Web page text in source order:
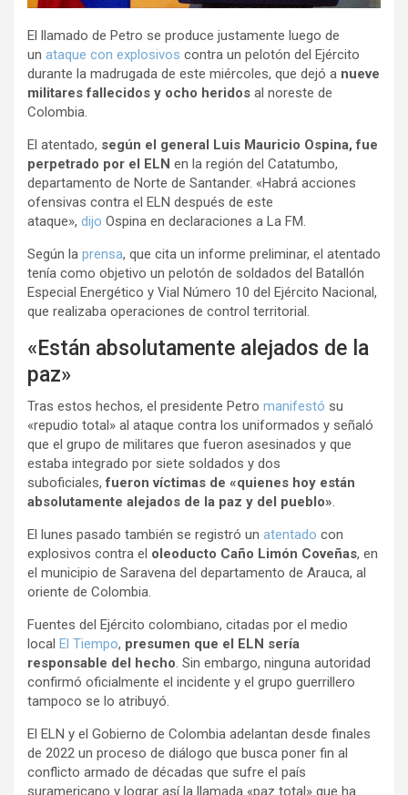
El llamado de Petro se produce justamente luego de
un ataque con explosivos contra un pelotón del Ejército
durante la madrugada de este miércoles, que dejó a nueve
militares fallecidos y ocho heridos al noreste de
Colombia.
El atentado, según el general Luis Mauricio Ospina, fue
perpetrado por el ELN en la región del Catatumbo,
departamento de Norte de Santander. «Habrá acciones
ofensivas contra el ELN después de este
ataque», dijo Ospina en declaraciones a La FM.
Según la prensa, que cita un informe preliminar, el atentado
tenía como objetivo un pelotón de soldados del Batallón
Especial Energético y Vial Número 10 del Ejército Nacional,
que realizaba operaciones de control territorial.
«Están absolutamente alejados de la
paz»
Tras estos hechos, el presidente Petro manifestó su
«repudio total» al ataque contra los uniformados y señaló
que el grupo de militares que fueron asesinados y que
estaba integrado por siete soldados y dos
suboficiales,fueron víctimas de «quienes hoy están
absolutamente alejados de la paz y del pueblo».
El lunes pasado también se registró un atentado con
explosivos contra el oleoducto Caño Limón Coveñas, en
el municipio de Saravena del departamento de Arauca, al
oriente de Colombia.
Fuentes del Ejército colombiano, citadas por el medio
local El Tiempo, presumen que el ELN sería
responsable del hecho. Sin embargo, ninguna autoridad
confirmó oficialmente el incidente y el grupo guerrillero
tampoco se lo atribuyó.
El ELN y el Gobierno de Colombia adelantan desde finales
de 2022 un proceso de diálogo que busca poner fin al
conflicto armado de décadas que sufre el país
suramericano y lograr así la llamada «paz total» que ha